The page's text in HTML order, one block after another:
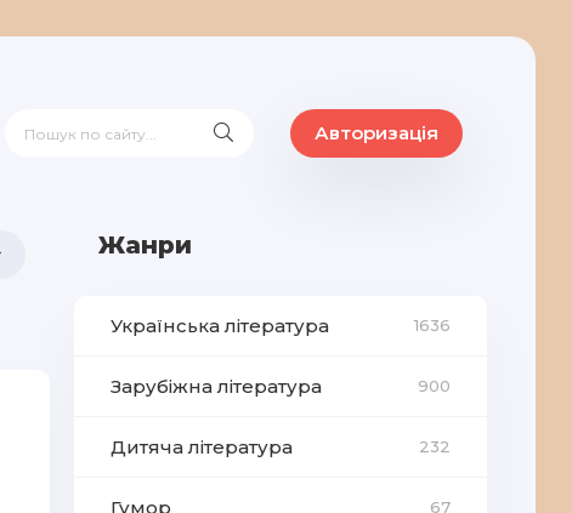
Авторизація
Жанри
Українська література 1636
Зарубіжна література 900
Дитяча література 232
Гумор 67